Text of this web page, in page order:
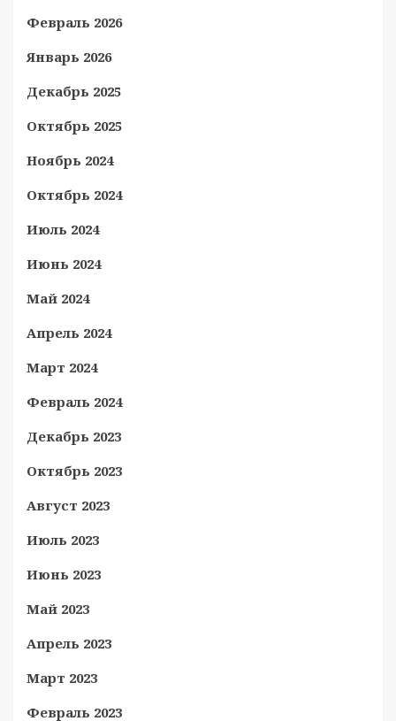
Февраль 2026
Январь 2026
Декабрь 2025
Октябрь 2025
Ноябрь 2024
Октябрь 2024
Июль 2024
Июнь 2024
Май 2024
Апрель 2024
Март 2024
Февраль 2024
Декабрь 2023
Октябрь 2023
Август 2023
Июль 2023
Июнь 2023
Май 2023
Апрель 2023
Март 2023
Февраль 2023